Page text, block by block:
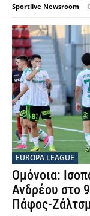
Sportlive Newsroom -
EUROPA LEAGUE
Ομόνοια:
Ανδρέου στο
Πάφος-